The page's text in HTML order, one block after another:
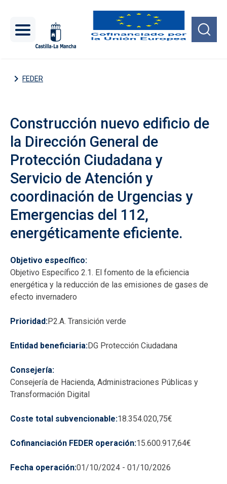
FEDER
Construcción nuevo edificio de
la Dirección General de
Protección Ciudadana y
Servicio de Atención y
coordinación de Urgencias y
Emergencias del 112,
energéticamente eficiente.
Objetivo específico
Objetivo Específico 2.1. El fomento de la eficiencia
energética y la reducción de las emisiones de gases de
efecto invernadero
Prioridad P2.A. Transición verde
Entidad beneficiaria DG Protección Ciudadana
Consejería
Consejería de Hacienda, Administraciones Públicas y
Transformación Digital
Coste total subvencionable 18.354.020,75€
Cofinanciación FEDER operación 15.600.917,64€
Fecha operación 01/10/2024 - 01/10/2026